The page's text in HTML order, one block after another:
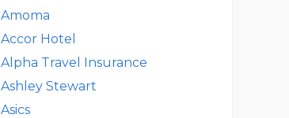
Amoma
Accor Hotel
Alpha Travel Insurance
Ashley Stewart
Asics